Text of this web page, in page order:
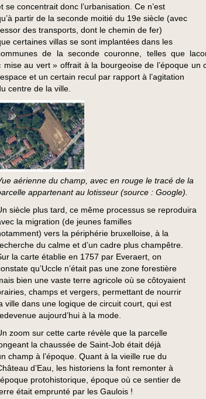
se concentrait donc l’urbanisation. Ce n’est
partir de la seconde moitié du 19e siècle (avec
des transports, dont le chemin de fer)
certaines villas se sont implantées dans les
de la seconde couronne, telles que
mise au vert » offrait à la bourgeoise de l’époque un
et un certain recul par rapport à l’agitation
centre de la ville.
aérienne du champ, avec en rouge le tracé de la
appartenant au lotisseur (source : Google).
siècle plus tard, ce même processus se reproduira
la migration (de jeunes familles
vers la périphérie bruxelloise, à la
du calme et d’un cadre plus champêtre.
la carte établie en 1757 par Everaert, on
qu’Uccle n’était pas une zone forestière
bien une vaste terre agricole où se côtoyaient
champs et vergers, permettant de nourrir
ville dans une logique de circuit court, qui est
aujourd’hui à la mode.
zoom sur cette carte révèle que la parcelle
la chaussée de Saint-Job était déjà
champ à l’époque. Quant à la vieille rue du
d’Eau, les historiens la font remonter à
protohistorique, époque où ce sentier de
était emprunté par les Gaulois !